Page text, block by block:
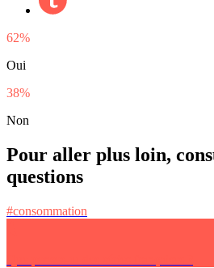
62%
Oui
38%
Non
Pour aller plus loin,
questions
#consommation